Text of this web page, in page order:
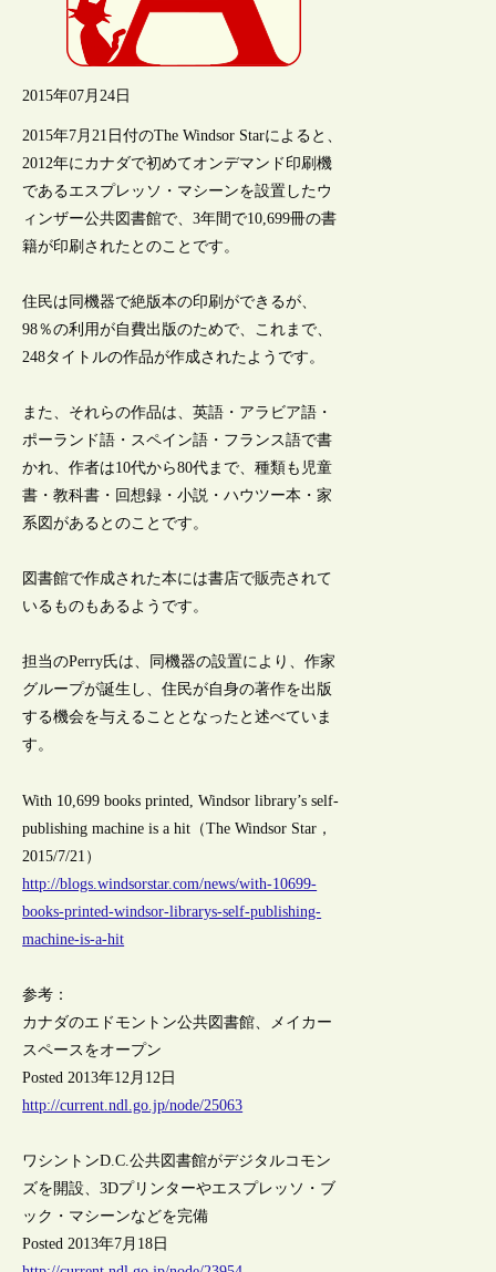
2015年07月24日
2015年7月21日付のThe Windsor Starによると、
2012年にカナダで初めてオンデマンド印刷機
であるエスプレッソ・マシーンを設置したウ
ィンザー公共図書館で、3年間で10,699冊の書
籍が印刷されたとのことです。
住民は同機器で絶版本の印刷ができるが、
98％の利用が自費出版のためで、これまで、
248タイトルの作品が作成されたようです。
また、それらの作品は、英語・アラビア語・
ポーランド語・スペイン語・フランス語で書
かれ、作者は10代から80代まで、種類も児童
書・教科書・回想録・小説・ハウツー本・家
系図があるとのことです。
図書館で作成された本には書店で販売されて
いるものもあるようです。
担当のPerry氏は、同機器の設置により、作家
グループが誕生し、住民が自身の著作を出版
する機会を与えることとなったと述べていま
す。
With 10,699 books printed, Windsor library’s self-
publishing machine is a hit（The Windsor Star，
2015/7/21）
http://blogs.windsorstar.com/news/with-10699-
books-printed-windsor-librarys-self-publishing-
machine-is-a-hit
参考：
カナダのエドモントン公共図書館、メイカー
スペースをオープン
Posted 2013年12月12日
http://current.ndl.go.jp/node/25063
ワシントンD.C.公共図書館がデジタルコモン
ズを開設、3Dプリンターやエスプレッソ・ブ
ック・マシーンなどを完備
Posted 2013年7月18日